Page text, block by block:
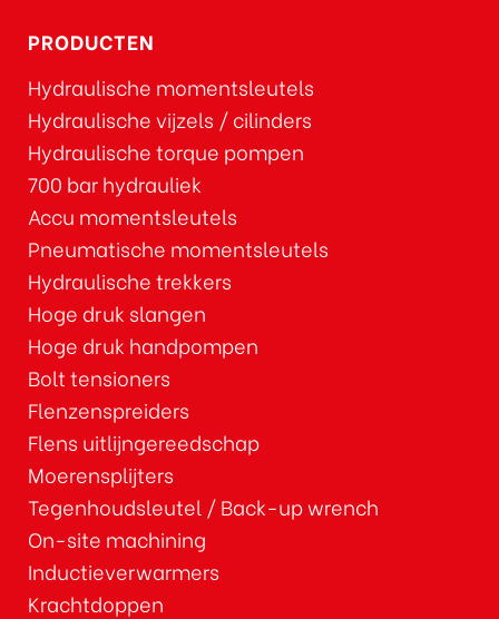
PRODUCTEN
Hydraulische momentsleutels
Hydraulische vijzels / cilinders
Hydraulische torque pompen
700 bar hydrauliek
Accu momentsleutels
Pneumatische momentsleutels
Hydraulische trekkers
Hoge druk slangen
Hoge druk handpompen
Bolt tensioners
Flenzenspreiders
Flens uitlijngereedschap
Moerensplijters
Tegenhoudsleutel / Back-up wrench
On-site machining
Inductieverwarmers
Krachtdoppen